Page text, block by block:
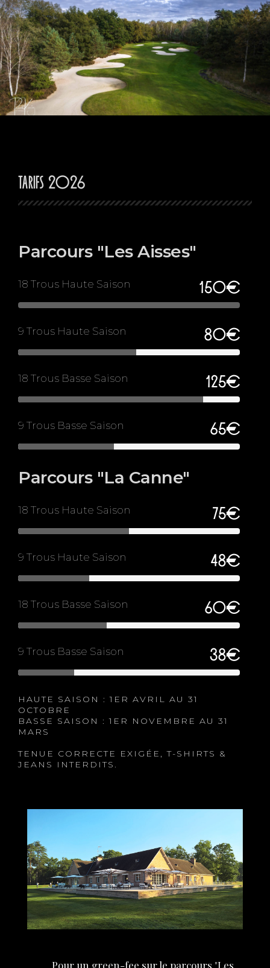
Tarifs 2026
Parcours "Les Aisses"
18 Trous Haute Saison 150€
9 Trous Haute Saison 80€
18 Trous Basse Saison 125€
9 Trous Basse Saison 65€
Parcours "La Canne"
18 Trous Haute Saison 75€
9 Trous Haute Saison 48€
18 Trous Basse Saison 60€
9 Trous Basse Saison 38€
HAUTE SAISON : 1ER AVRIL AU 31
OCTOBRE
BASSE SAISON : 1ER NOVEMBRE AU 31
MARS
TENUE CORRECTE EXIGÉE, T-SHIRTS &
JEANS INTERDITS.
Pour un green-fee sur le parcours "Les